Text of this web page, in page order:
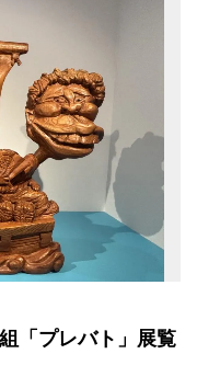
「プレバト」展覧